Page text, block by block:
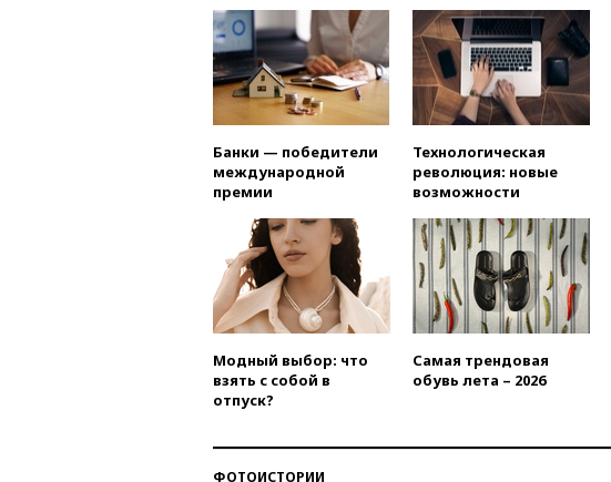
Банки — победители
международной
премии
Технологическая
революция: новые
возможности
Модный выбор: что
взять с собой в
отпуск?
Самая трендовая
обувь лета – 2026
ФОТОИСТОРИИ